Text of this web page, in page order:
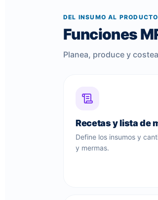
DEL INSUMO AL PRODUCTO
Funciones
Planea, produce y
Recetas y lista de
Define los insumos y
y mermas.